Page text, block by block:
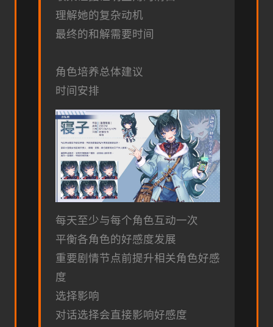
理解她的复杂动机
最终的和解需要时间
角色培养总体建议
时间安排
每天至少与每个角色互动一次
平衡各角色的好感度发展
重要剧情节点前提升相关角色好感
度
选择影响
对话选择会直接影响好感度